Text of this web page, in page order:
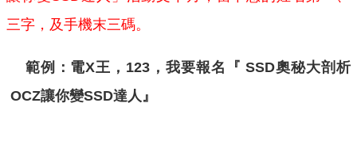
三字，及手機末三碼。
範例：電X王，123，我要報名『 SSD奧秘大剖析
OCZ讓你變SSD達人』